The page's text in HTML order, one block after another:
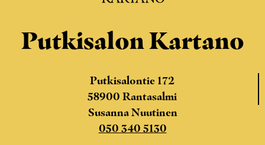
Putkisalon Kartano
Putkisalontie 172
58900 Rantasalmi
Susanna Nuutinen
050 340 5130